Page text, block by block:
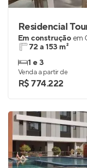
Residencial
Em construção em
72 a 153 m²
1 e 3
Venda a partir de
R$ 774.222